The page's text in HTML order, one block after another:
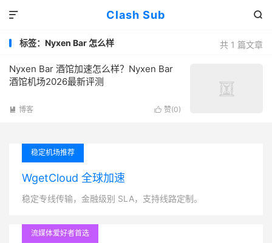
Clash Sub 

共 1 篇文章
标签：Nyxen Bar 怎么样
Nyxen Bar 酒馆加速怎么样？Nyxen Bar
酒馆机场2026最新评测
 赞(0)
 博客
稳定机场推荐
WgetCloud 全球加速
稳定专线传输，金融级别 SLA，支持线路定制。
流媒体爱好者首选